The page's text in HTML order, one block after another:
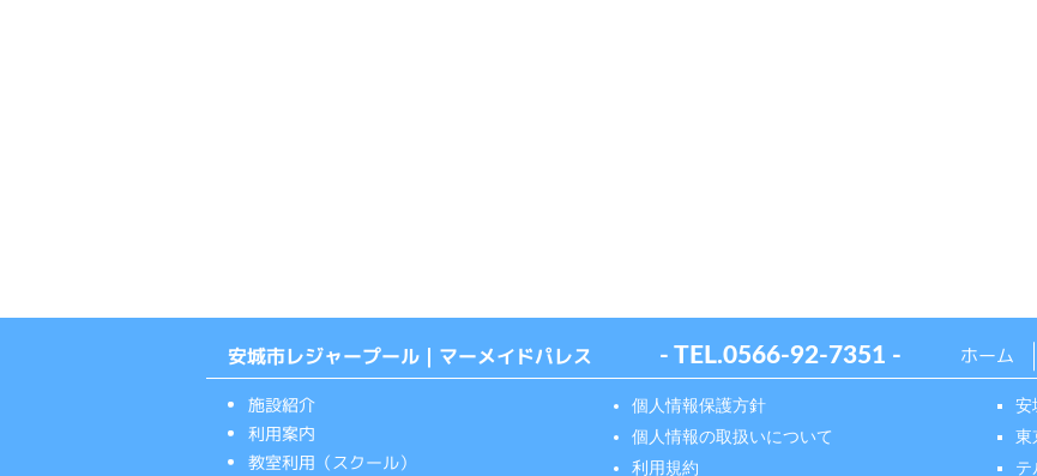
安城市レジャープール｜マーメイドパレス - TEL.0566-92-7351 - ホーム
施設紹介
利用案内
教室利用（スクール）
個人情報保護方針
個人情報の取扱いについて
利用規約
安
東
テ